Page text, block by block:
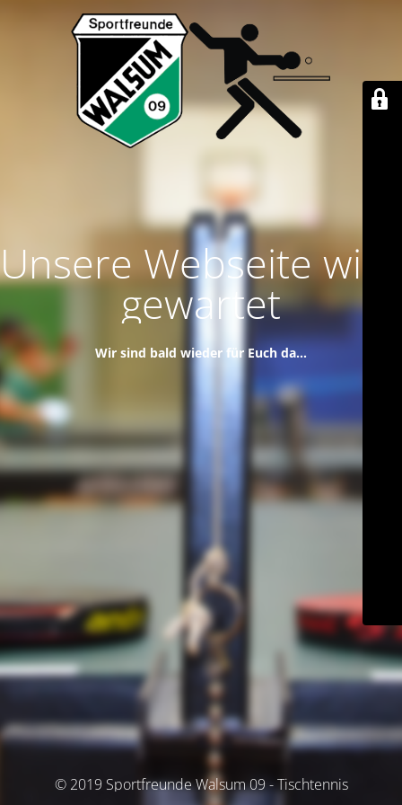
Unsere Webseite wird
gewartet
Wir sind bald wieder für Euch da...
© 2019 Sportfreunde Walsum 09 - Tischtennis